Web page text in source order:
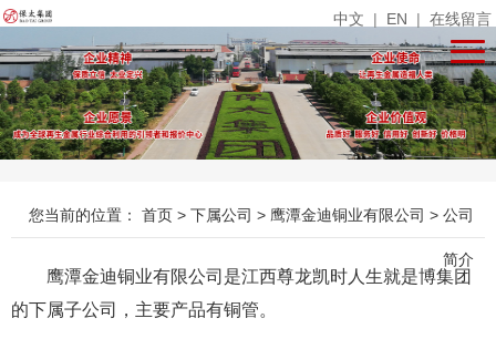
中文 | EN | 在线留言
您当前的位置： 首页 > 下属公司 > 鹰潭金迪铜业有限公司 > 公司
简介
鹰潭金迪铜业有限公司是江西尊龙凯时人生就是博集团
的下属子公司，主要产品有铜管。